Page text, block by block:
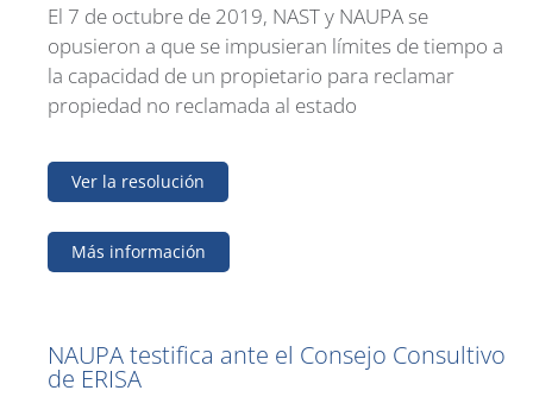
El 7 de octubre de 2019, NAST y NAUPA se
opusieron a que se impusieran límites de tiempo a
la capacidad de un propietario para reclamar
propiedad no reclamada al estado
Ver la resolución
Más información
NAUPA testifica ante el Consejo Consultivo
de ERISA